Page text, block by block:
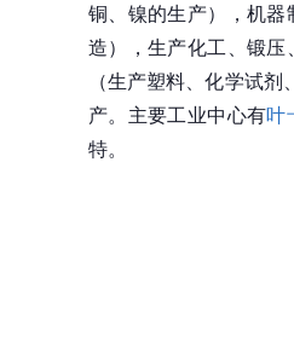
铜、镍的生产），机器
造），生产化工、锻
（生产塑料、化学试剂
产。主要工业中心有叶
特。